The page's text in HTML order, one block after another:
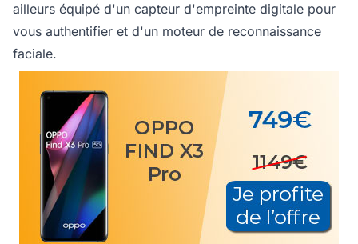
ailleurs équipé d'un capteur d'empreinte digitale pour
vous authentifier et d'un moteur de reconnaissance
faciale.